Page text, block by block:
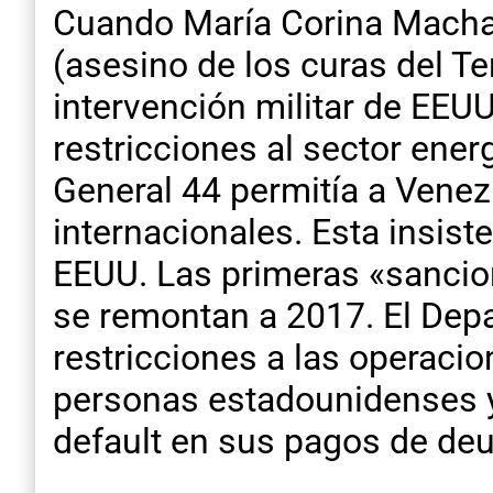
Cuando María Corina
(asesino de los curas del
intervención militar de
restricciones al sector
General 44 permitía a
internacionales. Esta
EEUU. Las primeras
se remontan a 2017. El
restricciones a las
personas estadounidenses
default en sus pagos de